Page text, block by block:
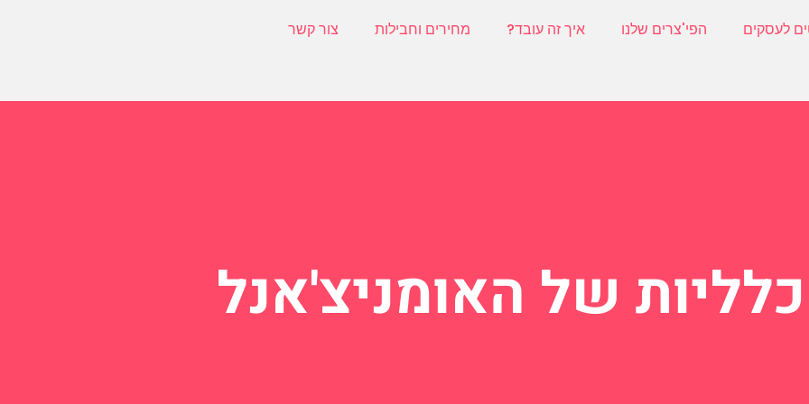
לעסקים הפי'צרים שלנו איך זה עובד? מחירים וחבילות
צור קשר
של האומניצ'אנל